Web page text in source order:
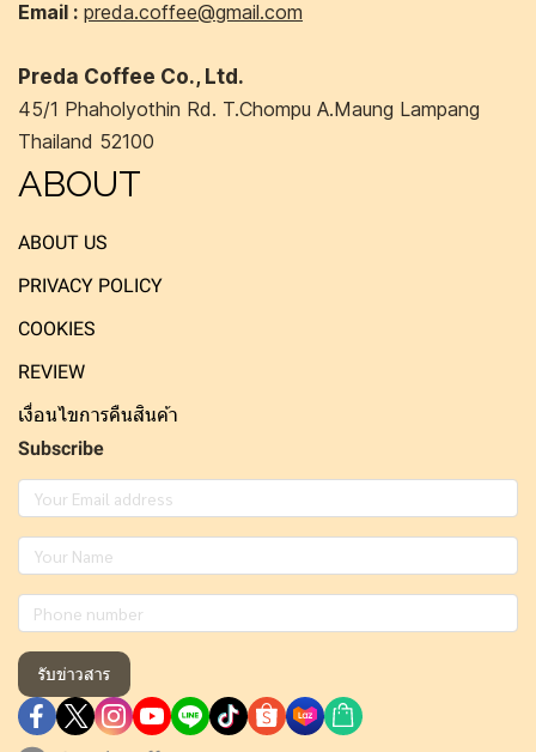
Email : preda.coffee@gmail.com
Preda Coffee Co., Ltd.
45/1 Phaholyothin Rd. T.Chompu A.Maung Lampang
Thailand 52100
ABOUT
ABOUT US
PRIVACY POLICY
COOKIES
REVIEW
เงื่อนไขการคืนสินค้า
Subscribe
รับข่าวสาร